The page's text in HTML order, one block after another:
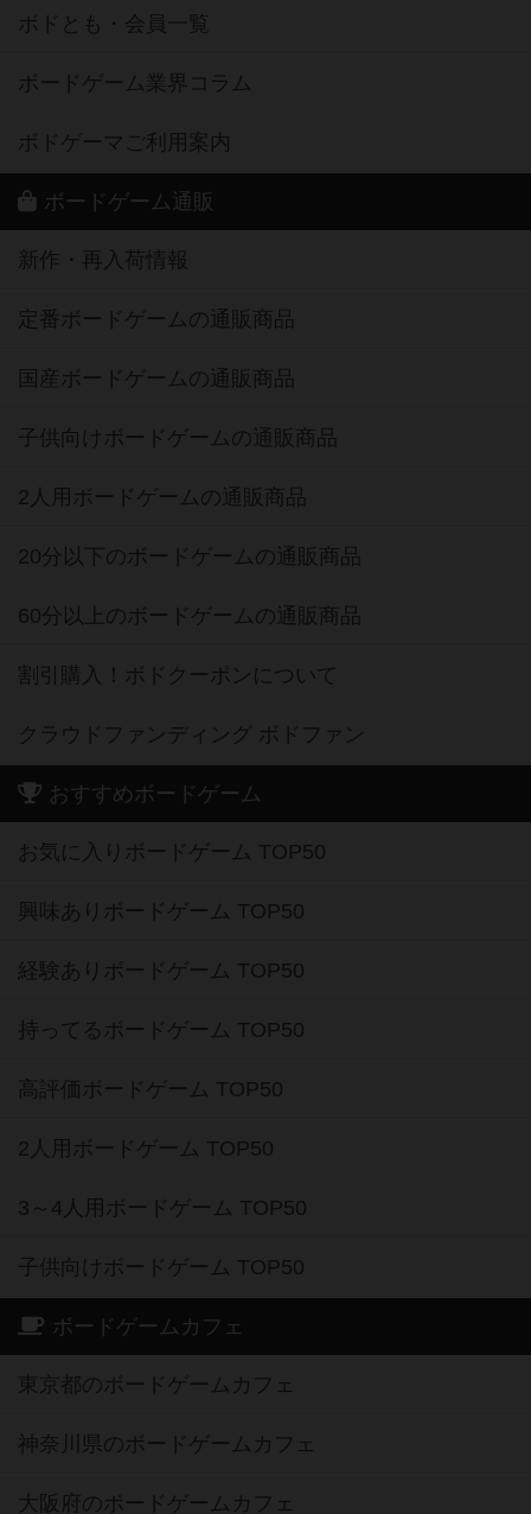
ボドとも・会員一覧
ボードゲーム業界コラム
ボドゲーマご利用案内
ボードゲーム通販
新作・再入荷情報
定番ボードゲームの通販商品
国産ボードゲームの通販商品
子供向けボードゲームの通販商品
2人用ボードゲームの通販商品
20分以下のボードゲームの通販商品
60分以上のボードゲームの通販商品
割引購入！ボドクーポンについて
クラウドファンディング ボドファン
おすすめボードゲーム
お気に入りボードゲーム TOP50
興味ありボードゲーム TOP50
経験ありボードゲーム TOP50
持ってるボードゲーム TOP50
高評価ボードゲーム TOP50
2人用ボードゲーム TOP50
3～4人用ボードゲーム TOP50
子供向けボードゲーム TOP50
ボードゲームカフェ
東京都のボードゲームカフェ
神奈川県のボードゲームカフェ
大阪府のボードゲームカフェ